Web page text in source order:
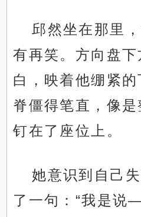
邱然坐在那里
有再笑。方向盘
白，映着他绷紧
脊僵得笔直，像
钉在了座位上。
她意识到自己
了一句：“我是说